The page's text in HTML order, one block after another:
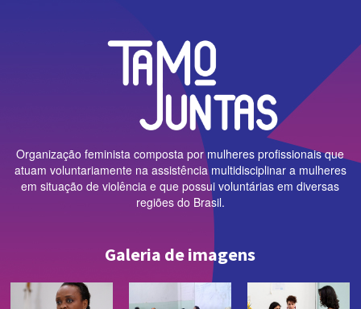
Organização feminista composta por mulheres profissionais que
atuam voluntariamente na assistência multidisciplinar a mulheres
em situação de violência e que possui voluntárias em diversas
regiões do Brasil.
Galeria de imagens